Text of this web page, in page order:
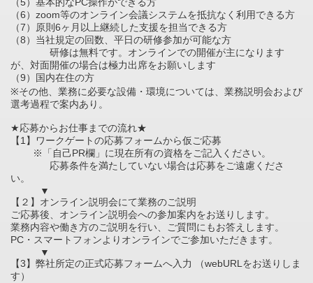
（6）zoom等のオンライン会議システムを抵抗なく利用できる方
（7）原則6ヶ月以上継続した支援を担当できる方
（8）当社規定の回数、平日の研修参加が可能な方
研修は無料です。オンラインでの開催が主になります
が、対面開催の場合は極力出席をお願いします
（9）国内在住の方
※その他、業務に必要な設備・環境については、業務説明会および
選考過程で案内あり。
★応募からお仕事までの流れ★
【1】ワークゲートの応募フォームから仮ご応募
※「自己PR欄」に現在所有の資格をご記入ください。
応募条件を満たしていない場合は応募をご遠慮くださ
い。
▼
【２】オンライン説明会にて業務のご説明
ご応募後、オンライン説明会への参加案内をお送りします。
業務内容や働き方のご説明を行い、ご質問にもお答えします。
PC・スマートフォンよりオンラインでご参加いただきます。
▼
【3】弊社所定の正式応募フォームへ入力 （webURLをお送りしま
す）